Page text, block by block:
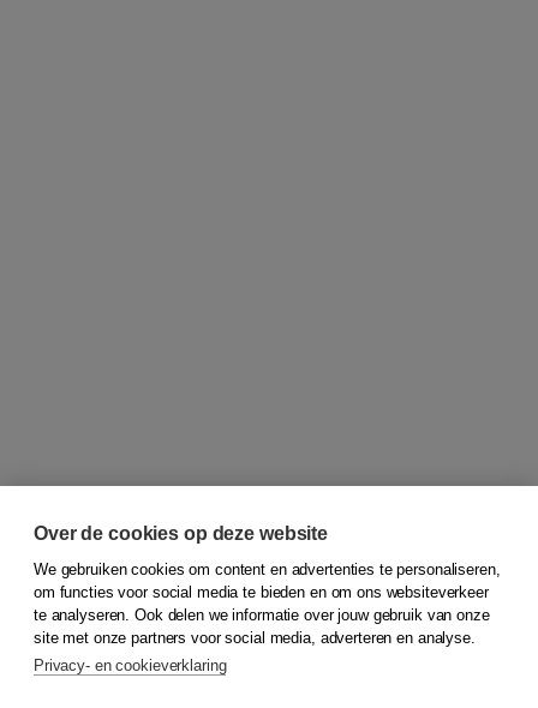
© 2026Koninklijke Boom uitgevers
Over de cookies op deze website
We gebruiken cookies om content en advertenties te personaliseren,
om functies voor social media te bieden en om ons websiteverkeer
te analyseren. Ook delen we informatie over jouw gebruik van onze
site met onze partners voor social media, adverteren en analyse.
Privacy- en cookieverklaring